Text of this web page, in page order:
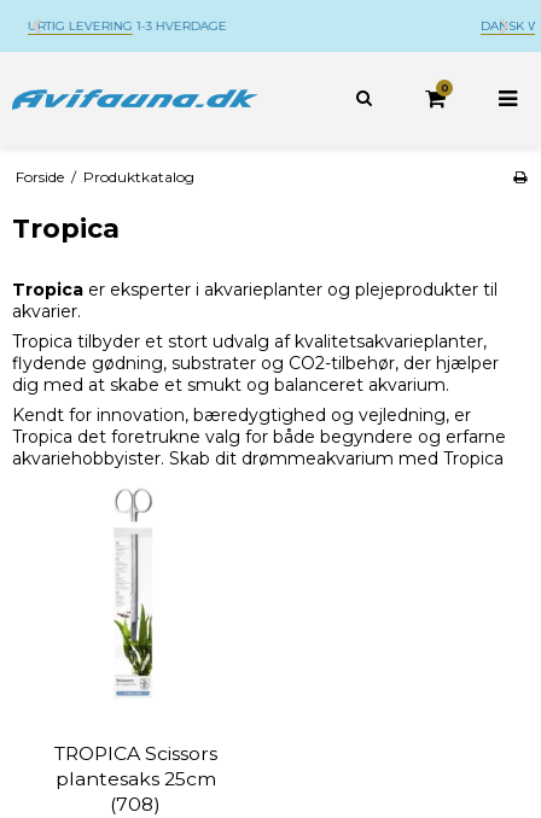
DANSK WEBSHOP
0
Forside / Produktkatalog
Tropica
Tropica er eksperter i akvarieplanter og plejeprodukter til
akvarier.
Tropica tilbyder et stort udvalg af kvalitetsakvarieplanter,
flydende gødning, substrater og CO2-tilbehør, der hjælper
dig med at skabe et smukt og balanceret akvarium.
Kendt for innovation, bæredygtighed og vejledning, er
Tropica det foretrukne valg for både begyndere og erfarne
akvariehobbyister. Skab dit drømmeakvarium med Tropica
TROPICA Scissors
plantesaks 25cm
(708)